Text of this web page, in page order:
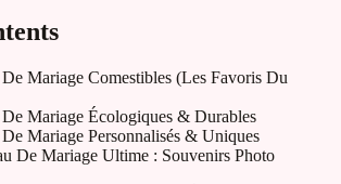
Mariage Comestibles (Les Favoris Du
De Mariage Écologiques & Durables
Mariage Personnalisés & Uniques
De Mariage Ultime : Souvenirs Photo